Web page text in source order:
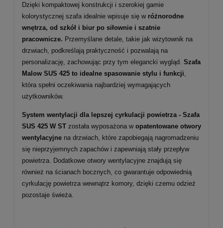
Dzięki kompaktowej konstrukcji i szerokiej gamie
kolorystycznej szafa idealnie wpisuje się w różnorodne
wnętrza, od szkół i biur po siłownie i szatnie
pracownicze. Przemyślane detale, takie jak wizytownik na
drzwiach, podkreślają praktyczność i pozwalają na
personalizację, zachowując przy tym elegancki wygląd. Szafa
Malow SUS 425 to idealne spasowanie stylu i funkcji
która spełni oczekiwania najbardziej wymagających
użytkowników.
System wentylacji dla lepszej cyrkulacji powietrza - Szafa
SUS 425 W ST została wyposażona w opatentowane otwory
wentylacyjne na drzwiach, które zapobiegają nagromadzeniu
się nieprzyjemnych zapachów i zapewniają stały przepływ
powietrza. Dodatkowe otwory wentylacyjne znajdują się
również na ścianach bocznych, co gwarantuje odpowiednią
cyrkulację powietrza wewnątrz komory, dzięki czemu odzież
pozostaje świeża.